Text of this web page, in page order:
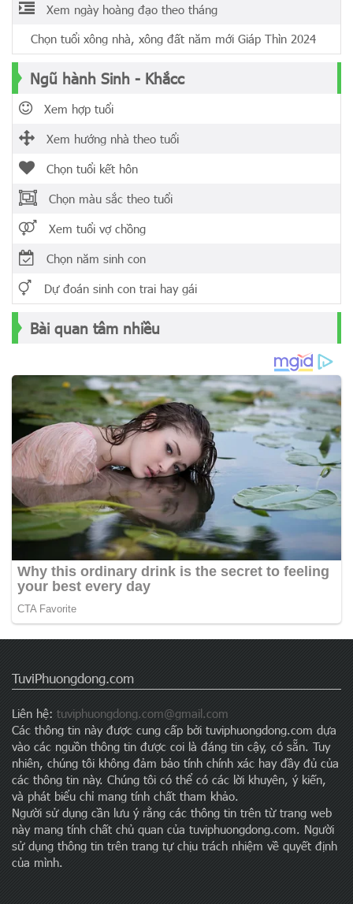
Xem ngày hoàng đạo theo tháng
Chọn tuổi xông nhà, xông đất năm mới Giáp Thìn 2024
Ngũ hành Sinh - Khắcc
Xem hợp tuổi
Xem hướng nhà theo tuổi
Chọn tuổi kết hôn
Chọn màu sắc theo tuổi
Xem tuổi vợ chồng
Chọn năm sinh con
Dự đoán sinh con trai hay gái
Bài quan tâm nhiều
TuviPhuongdong.com
Liên hệ: tuviphuongdong.com@gmail.com
Các thông tin này được cung cấp bởi tuviphuongdong.com dựa
vào các nguồn thông tin được coi là đáng tin cậy, có sẵn. Tuy
nhiên, chúng tôi không đảm bảo tính chính xác hay đầy đủ của
các thông tin này. Chúng tôi có thể có các lời khuyên, ý kiến,
và phát biểu chỉ mang tính chất tham khảo.
Người sử dụng cần lưu ý rằng các thông tin trên từ trang web
này mang tính chất chủ quan của tuviphuongdong.com. Người
sử dụng thông tin trên trang tự chịu trách nhiệm về quyết định
của mình.